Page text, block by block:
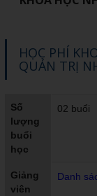
HỌC PHÍ
QUẢN TRỊ
Số
lượng
buổi
học
02 buổi
Giảng
viên
Danh